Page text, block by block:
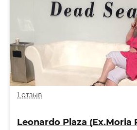
1 отзыв
Leonardo Plaza (Ex.Moria